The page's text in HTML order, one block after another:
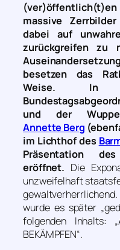
massive
dabei auf
zurückgreifen zu
besetzen das
Weise. In
und der
Annette Berg
im Lichthof des
Präsentation
eröffnet. Die
unzweifelhaft
wurde es später
folgenden Inhalts:
BEKÄMPFEN“.